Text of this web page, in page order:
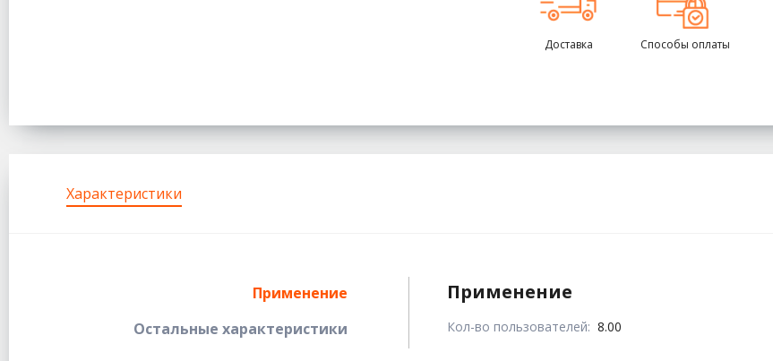
Доставка Способы оплаты
Характеристики
Применение
Остальные характеристики
Применение
Кол-во пользователей: 8.00